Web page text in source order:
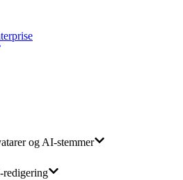
og AI-stemmer
redigering